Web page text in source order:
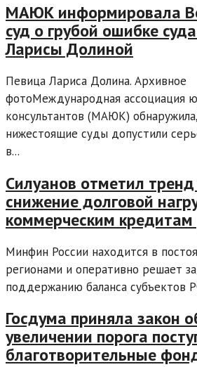
МАЮК информировала
суд о грубой ошибке
Ларисы Долиной
Певица Лариса Долина. Архивное
фотоМеждународная ассоциация
консультантов (МАЮК)
нижестоящие суды допустили
в...
Силуанов отметил
снижение долговой
коммерческим кредитам
Минфин России находится в
регионами и оперативно решает
поддержанию баланса субъектов
Госдума приняла закон
увеличении порога
благотворительные